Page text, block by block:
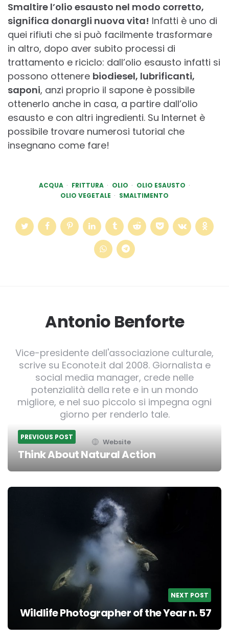
Smaltire l’olio esausto nel modo corretto,
significa donargli nuova vita! Infatti è uno di
quei rifiuti che si può facilmente trasformare
in altro, dopo aver subito processi di
trattamento e riciclo: dall’olio esausto infatti si
possono ottenere biodiesel, lubrificanti,
saponi, anzi proprio il sapone è possibile
ottenerlo anche in casa, a partire dall’olio
esausto e con altri ingredienti. Su Internet è
possibile trovare numerosi tutorial che
insegnano come fare!
ACQUA FRITTURA OLIO
OLIO ESAUSTO
OLIO VEGETALE
SMALTIMENTO
Antonio Benforte
Vice-presidente dell'associazione culturale,
scrive su Econote.it dal 2008. Giornalista e
social media manager, crede nelle
potenzialità della rete e in un mondo
migliore, e nel suo piccolo si impegna ogni
giorno per renderlo tale.
Website
Post
navigation
PREVIOUS POST
Think About Natural Action
NEXT POST
Wildlife Photographer of the Year n. 57